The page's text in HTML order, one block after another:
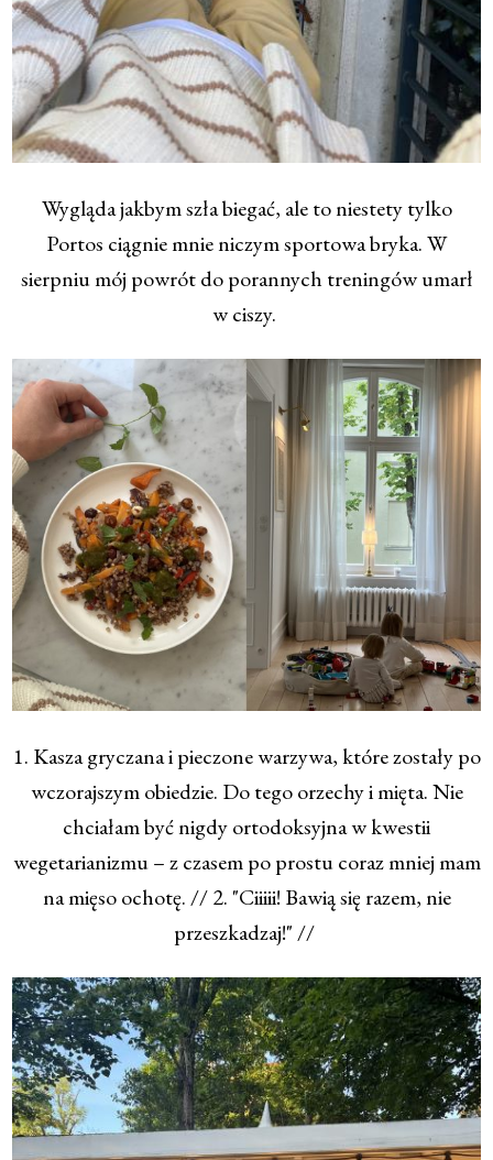
Wygląda jakbym szła biegać, ale to niestety tylko
Portos ciągnie mnie niczym sportowa bryka. W
sierpniu mój powrót do porannych treningów umarł
w ciszy.
1. Kasza gryczana i pieczone warzywa, które zostały po
wczorajszym obiedzie. Do tego orzechy i mięta. Nie
chciałam być nigdy ortodoksyjna w kwestii
wegetarianizmu – z czasem po prostu coraz mniej mam
na mięso ochotę. // 2. "Ciiiii! Bawią się razem, nie
przeszkadzaj!" //